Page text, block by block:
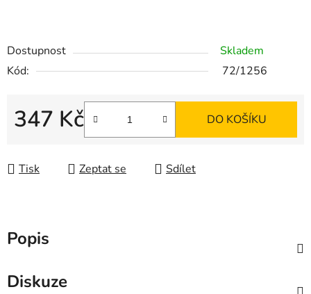
Dostupnost
Skladem
Kód:
72/1256
347 Kč DO KOŠÍKU
Tisk Zeptat se Sdílet
Popis
Diskuze